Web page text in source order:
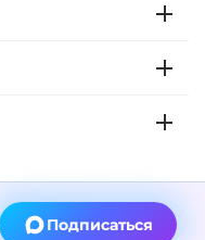
Подписаться